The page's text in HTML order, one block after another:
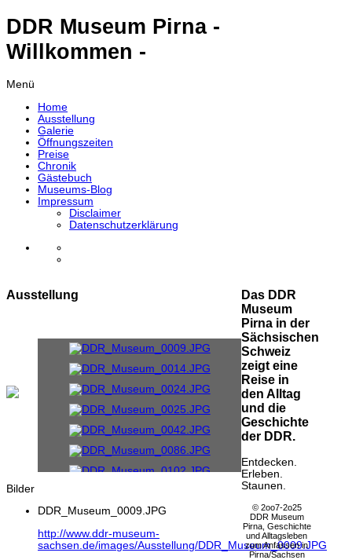
DDR Museum Pirna -
Willkommen -
Menü
Home
Ausstellung
Galerie
Öffnungszeiten
Preise
Chronik
Gästebuch
Museums-Blog
Impressum
Disclaimer
Datenschutzerklärung
Ausstellung
Bilder
DDR_Museum_0009.JPG
http://www.ddr-museum-
sachsen.de/images/Ausstellung/DDR_Museum_0009.JPG
Das DDR
Museum
Pirna in der
Sächsischen
Schweiz
zeigt eine
Reise in
den Alltag
und die
Geschichte
der DDR.
Entdecken.
Erleben.
Staunen.
© 2oo7-2o25
DDR Museum
Pirna, Geschichte
und Alltagsleben
zum Anfassen in
Pirna/Sachsen